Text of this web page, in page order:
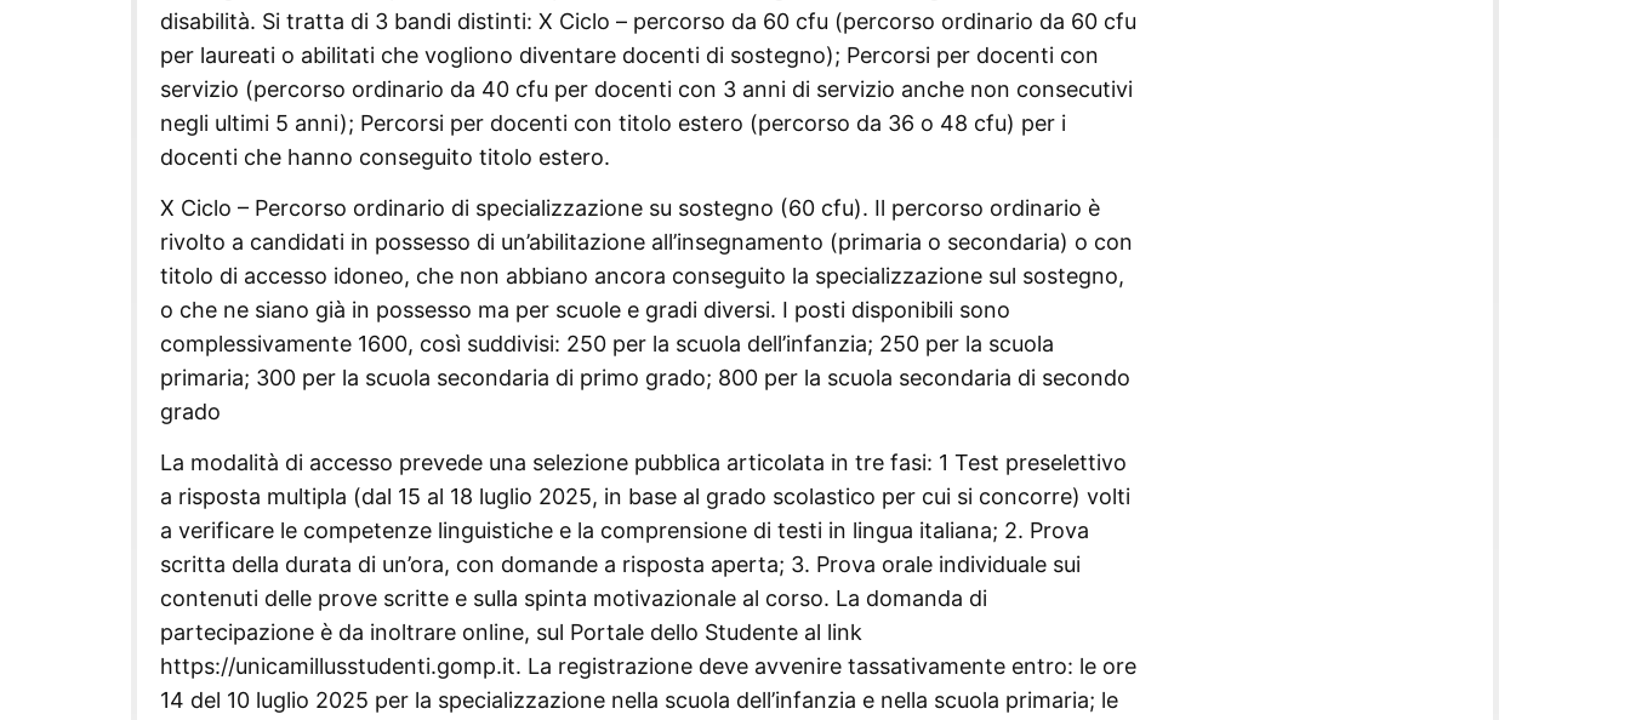
disabilità. Si tratta di 3 bandi distinti: X Ciclo – percorso da 60 cfu (percorso ordinario da 60 cfu
per laureati o abilitati che vogliono diventare docenti di sostegno); Percorsi per docenti con
servizio (percorso ordinario da 40 cfu per docenti con 3 anni di servizio anche non consecutivi
negli ultimi 5 anni); Percorsi per docenti con titolo estero (percorso da 36 o 48 cfu) per i
docenti che hanno conseguito titolo estero.
X Ciclo – Percorso ordinario di specializzazione su sostegno (60 cfu). Il percorso ordinario è
rivolto a candidati in possesso di un’abilitazione all’insegnamento (primaria o secondaria) o con
titolo di accesso idoneo, che non abbiano ancora conseguito la specializzazione sul sostegno,
o che ne siano già in possesso ma per scuole e gradi diversi. I posti disponibili sono
complessivamente 1600, così suddivisi: 250 per la scuola dell’infanzia; 250 per la scuola
primaria; 300 per la scuola secondaria di primo grado; 800 per la scuola secondaria di secondo
grado
La modalità di accesso prevede una selezione pubblica articolata in tre fasi: 1 Test preselettivo
a risposta multipla (dal 15 al 18 luglio 2025, in base al grado scolastico per cui si concorre) volti
a verificare le competenze linguistiche e la comprensione di testi in lingua italiana; 2. Prova
scritta della durata di un’ora, con domande a risposta aperta; 3. Prova orale individuale sui
contenuti delle prove scritte e sulla spinta motivazionale al corso. La domanda di
partecipazione è da inoltrare online, sul Portale dello Studente al link
https://unicamillusstudenti.gomp.it. La registrazione deve avvenire tassativamente entro: le ore
14 del 10 luglio 2025 per la specializzazione nella scuola dell’infanzia e nella scuola primaria; le